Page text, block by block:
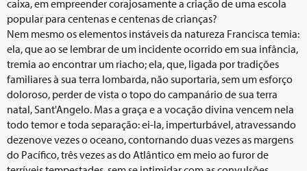
caixa, em empreender corajosamente a criação de uma escola
popular para centenas e centenas de crianças?
Nem mesmo os elementos instáveis da natureza Francisca temia:
ela, que ao se lembrar de um incidente ocorrido em sua infância,
tremia ao encontrar um riacho; ela, que, ligada por tradições
familiares à sua terra lombarda, não suportaria, sem um esforço
doloroso, perder de vista o topo do campanário de sua terra
natal, Sant'Angelo. Mas a graça e a vocação divina vencem nela
todo temor e toda separação: ei-la, imperturbável, atravessando
dezenove vezes o oceano, contornando duas vezes as margens
do Pacífico, três vezes as do Atlântico em meio ao furor de